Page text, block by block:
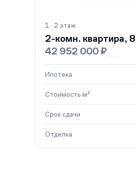
1 · 2 этаж
2-комн. квартира,
42 952 000 ₽
Ипотека
Стоимость м²
Срок сдачи
Отделка